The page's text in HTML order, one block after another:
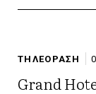
ΤΗΛΕΟΡΑΣΗ
Grand